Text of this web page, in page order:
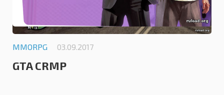
MMORPG 03.09.2017
GTA CRMP